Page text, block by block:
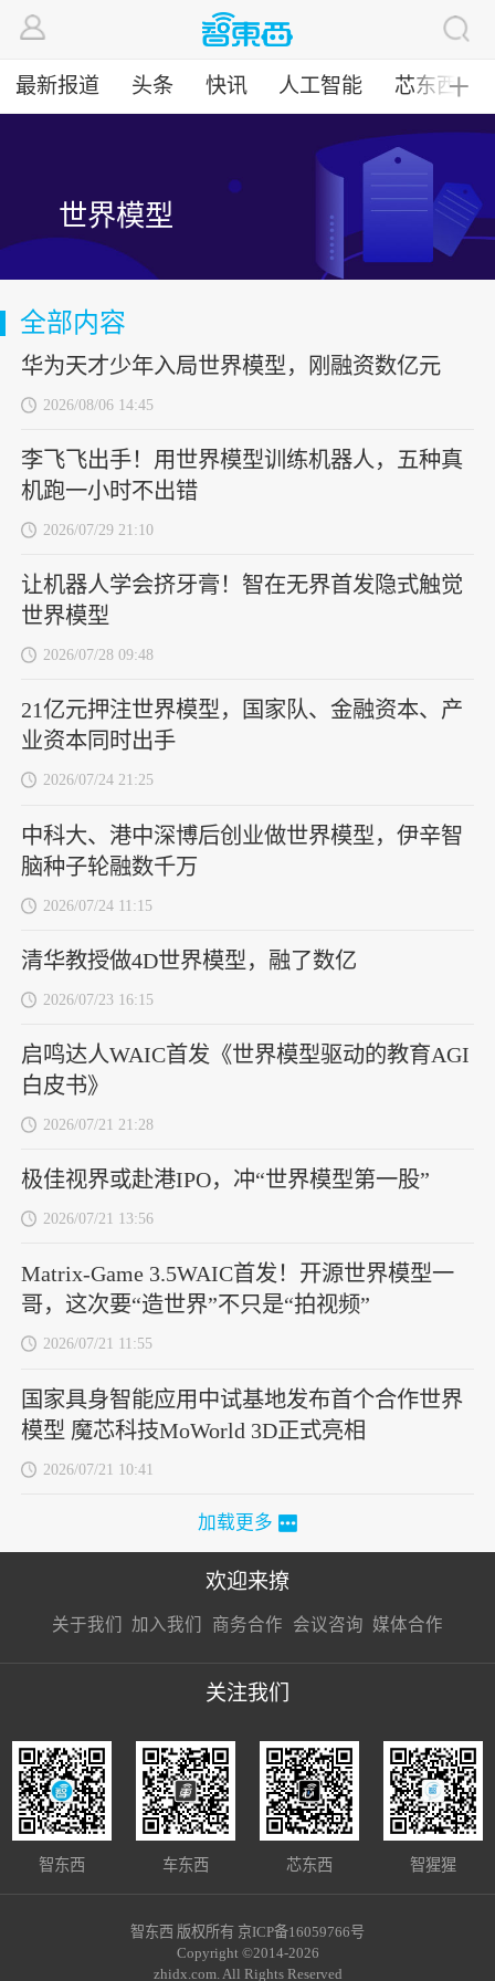
最新报道 头条 快讯 人工智能 芯东西╋
世界模型
全部内容
华为天才少年入局世界模型，刚融资数亿元
2026/08/06 14:45
李飞飞出手！用世界模型训练机器人，五种真
机跑一小时不出错
2026/07/29 21:10
让机器人学会挤牙膏！智在无界首发隐式触觉
世界模型
2026/07/28 09:48
21亿元押注世界模型，国家队、金融资本、产
业资本同时出手
2026/07/24 21:25
中科大、港中深博后创业做世界模型，伊辛智
脑种子轮融数千万
2026/07/24 11:15
清华教授做4D世界模型，融了数亿
2026/07/23 16:15
启鸣达人WAIC首发《世界模型驱动的教育AGI
白皮书》
2026/07/21 21:28
极佳视界或赴港IPO，冲“世界模型第一股”
2026/07/21 13:56
Matrix-Game 3.5WAIC首发！开源世界模型一
哥，这次要“造世界”不只是“拍视频”
2026/07/21 11:55
国家具身智能应用中试基地发布首个合作世界
模型 魔芯科技MoWorld 3D正式亮相
2026/07/21 10:41
加载更多
欢迎来撩
关于我们 加入我们
接扔简历
商务合作
接开聊
会议咨询 媒体合作
接开聊
关注我们
智东西 车东西 芯东西 智猩猩
智东西 版权所有 京ICP备16059766号
Copyright ©2014-2026
zhidx.com. All Rights Reserved